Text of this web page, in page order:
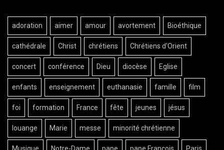
adoration aimer amour avortement Bioéthique
cathédrale Christ chrétiens Chrétiens d'Orient
concert conférence Dieu diocèse Eglise
enfants enseignement euthanasie famille film
foi formation France fête jeunes jésus
louange Marie messe minorité chrétienne